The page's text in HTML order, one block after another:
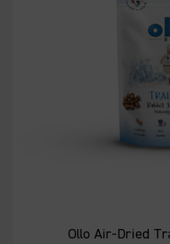
Ollo Air-Dried